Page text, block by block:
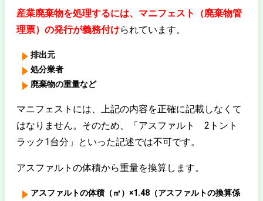
産業廃棄物を処理するには、マニフェスト（廃棄物管
理票）の発行が義務付けられています。
排出元
処分業者
廃棄物の重量など
マニフェストには、上記の内容を正確に記載しなくて
はなりません。そのため、「アスファルト 2トント
ラック1台分」といった記述では不可です。
アスファルトの体積から重量を換算します。
アスファルトの体積（㎥）×1.48（アスファルトの換算係